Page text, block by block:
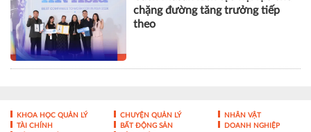
KHOA HỌC QUẢN LÝ CHUYỆN QUẢN LÝ
TÀI CHÍNH
CÔNG NGHỆ